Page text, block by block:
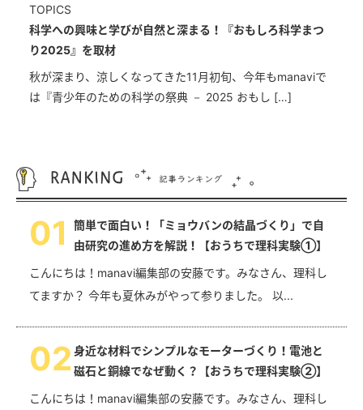
TOPICS
科学への興味と学びが自然と深まる！『おもしろ科学まつ
り2025』を取材
秋が深まり、涼しくなってきた11月初旬、今年もmanaviで
は『青少年のための科学の祭典 － 2025 おもし […]
01
簡単で面白い！「ミョウバンの結晶づくり」で自
由研究の進め方を解説！【おうちで理科実験①】
こんにちは！manavi編集部の安藤です。みなさん、理科し
てますか？ 今年も夏休みがやって参りました。 以...
02 身近な材料でシンプルなモーターづくり！電池と
磁石と銅線でなぜ動く？【おうちで理科実験②】
こんにちは！manavi編集部の安藤です。みなさん、理科し